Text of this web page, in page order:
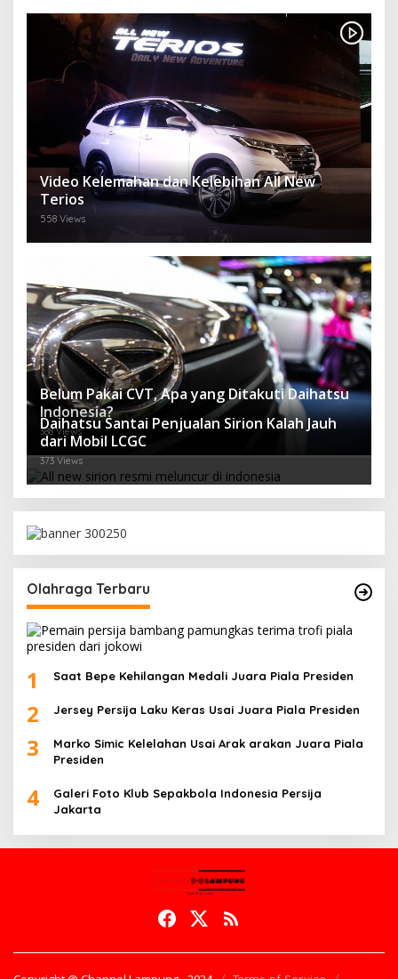
Video Kelemahan dan Kelebihan All New
Terios
558 Views
Belum Pakai CVT, Apa yang Ditakuti Daihatsu
Indonesia?
388 Views
Daihatsu Santai Penjualan Sirion Kalah Jauh
dari Mobil LCGC
373 Views
Olahraga Terbaru
1 Saat Bepe Kehilangan Medali Juara Piala Presiden
2 Jersey Persija Laku Keras Usai Juara Piala Presiden
3
Marko Simic Kelelahan Usai Arak arakan Juara Piala
Presiden
4
Galeri Foto Klub Sepakbola Indonesia Persija
Jakarta